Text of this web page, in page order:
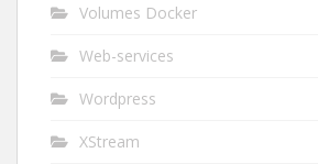
Volumes Docker
Web-services
Wordpress
XStream